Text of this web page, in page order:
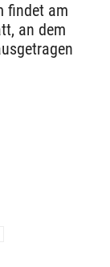
findet am
an dem